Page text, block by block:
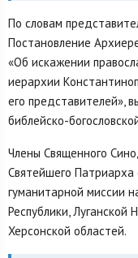
По словам
Постановление
«Об искажении
иерархии
его представителей»,
библейско-
Члены Священного
Святейшего
гуманитарной миссии
Республики, Луганской
Херсонской областей.